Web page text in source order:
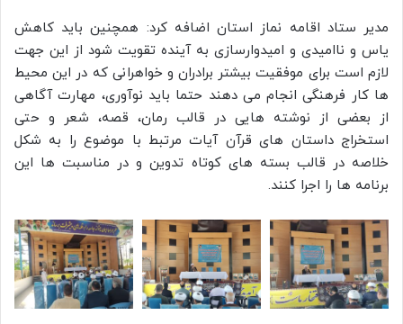
مدیر ستاد اقامه نماز استان اضافه کرد: همچنین باید کاهش
یاس و ناامیدی و امیدوارسازی به آینده تقویت شود از این جهت
لازم است برای موفقیت بیشتر برادران و خواهرانی که در این محیط
ها کار فرهنگی انجام می دهند حتما باید نوآوری، مهارت آگاهی
از بعضی از نوشته هایی در قالب رمان، قصه، شعر و حتی
استخراج داستان های قرآن آیات مرتبط با موضوع را به شکل
خلاصه در قالب بسته های کوتاه تدوین و در مناسبت ها این
برنامه ها را اجرا کنند.